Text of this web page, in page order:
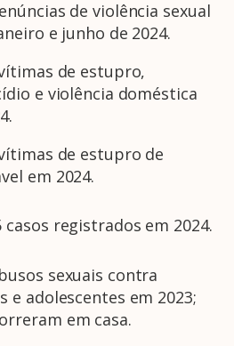
de violência sexual
e junho de 2024.
de estupro,
e violência doméstica
de estupro de
em 2024.
casos registrados em 2024.
sexuais contra
e adolescentes em 2023;
em casa.